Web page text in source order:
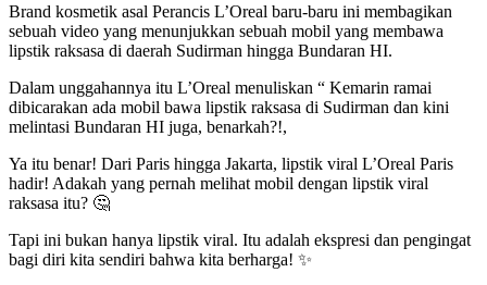
Brand kosmetik asal Perancis L’Oreal baru-baru ini membagikan
sebuah video yang menunjukkan sebuah mobil yang membawa
lipstik raksasa di daerah Sudirman hingga Bundaran HI.
Dalam unggahannya itu L’Oreal menuliskan “ Kemarin ramai
dibicarakan ada mobil bawa lipstik raksasa di Sudirman dan kini
melintasi Bundaran HI juga, benarkah?!,
Ya itu benar! Dari Paris hingga Jakarta, lipstik viral L’Oreal Paris
hadir! Adakah yang pernah melihat mobil dengan lipstik viral
raksasa itu? 🤔
Tapi ini bukan hanya lipstik viral. Itu adalah ekspresi dan pengingat
bagi diri kita sendiri bahwa kita berharga! ✨